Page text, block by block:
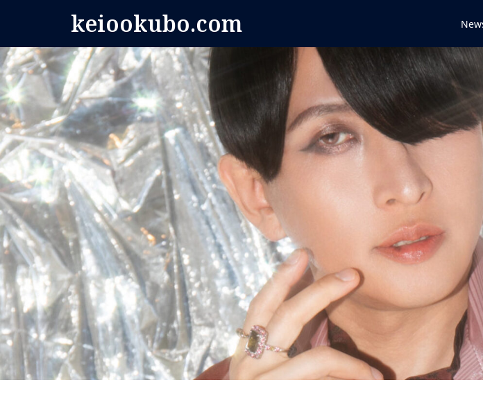
テ
ン
ツ
へ
ス
キ
ッ
プ
keiookubo.com